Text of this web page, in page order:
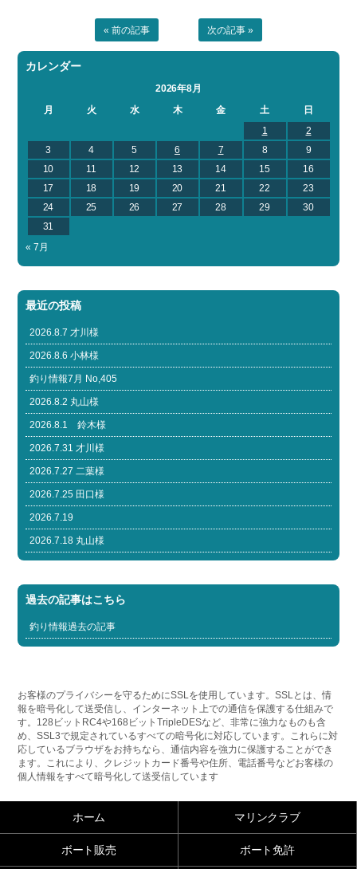
« 前の記事 次の記事 »
カレンダー
2026年8月
月
火 水 木 金 土
日
1
2
3
4 5 6 7 8
9
10
11 12 13 14 15
16
17
18 19 20 21 22
23
24
25 26 27 28 29
30
31
« 7月
最近の投稿
2026.8.7 才川様
2026.8.6 小林様
釣り情報7月 No,405
2026.8.2 丸山様
2026.8.1 鈴木様
2026.7.31 才川様
2026.7.27 二葉様
2026.7.25 田口様
2026.7.19
2026.7.18 丸山様
過去の記事はこちら
釣り情報過去の記事
お客様のプライバシーを守るためにSSLを使用しています。SSLとは、情
報を暗号化して送受信し、インターネット上での通信を保護する仕組みで
す。128ビットRC4や168ビットTripleDESなど、非常に強力なものも含
め、SSL3で規定されているすべての暗号化に対応しています。これらに対
応しているブラウザをお持ちなら、通信内容を強力に保護することができ
ます。これにより、クレジットカード番号や住所、電話番号などお客様の
個人情報をすべて暗号化して送受信しています
ホーム マリンクラブ
ボート販売 ボート免許